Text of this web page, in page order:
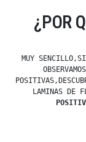
¿POR
MUY
LAMINAS DE